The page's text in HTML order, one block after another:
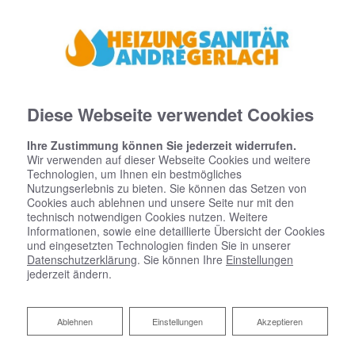
Diese Webseite verwendet Cookies
Ihre Zustimmung können Sie jederzeit widerrufen.
Wir verwenden auf dieser Webseite Cookies und weitere
Technologien, um Ihnen ein bestmögliches
Nutzungserlebnis zu bieten. Sie können das Setzen von
Cookies auch ablehnen und unsere Seite nur mit den
technisch notwendigen Cookies nutzen. Weitere
Informationen, sowie eine detaillierte Übersicht der Cookies
und eingesetzten Technologien finden Sie in unserer
Datenschutzerklärung. Sie können Ihre Einstellungen
jederzeit ändern.
Akzeptieren
Einstellungen
Ablehnen
Ablehnen